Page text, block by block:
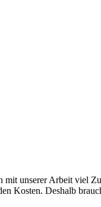
unserer Arbeit viel
Kosten. Deshalb